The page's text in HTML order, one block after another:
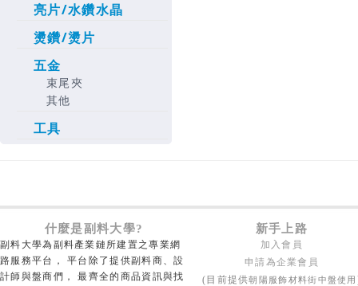
亮片/水鑽水晶
燙鑽/燙片
五金
束尾夾
其他
工具
什麼是副料大學? 新手上路
副料大學為副料產業鏈所建置之專業網
路服務平台， 平台除了提供副料商、設
計師與盤商們， 最齊全的商品資訊與找
加入會員
申請為企業會員
(目前提供朝陽服飾材料街中盤使用